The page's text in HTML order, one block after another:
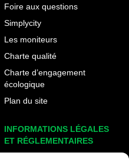
Foire aux questions
Simplycity
Les moniteurs
Charte qualité
Charte d’engagement
écologique
Plan du site
INFORMATIONS LÉGALES
ET RÉGLEMENTAIRES